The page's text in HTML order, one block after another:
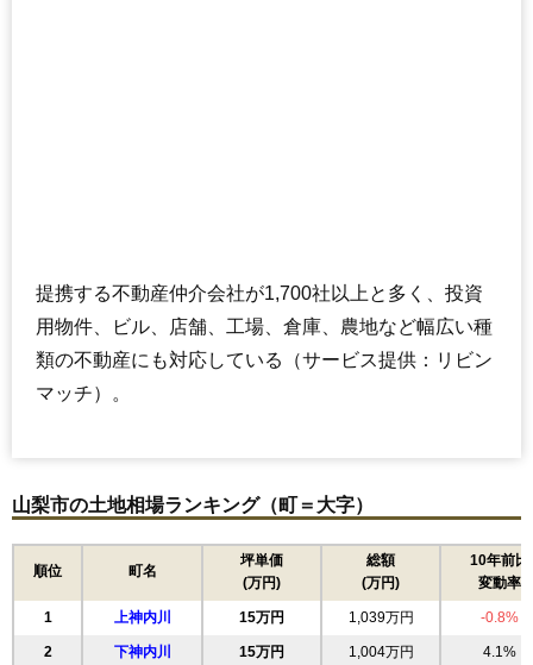
提携する不動産仲介会社が1,700社以上と多く、投資
用物件、ビル、店舗、工場、倉庫、農地など幅広い種
類の不動産にも対応している（サービス提供：リビン
マッチ）。
山梨市の土地相場ランキング（町＝大字）
順位 町名
坪単価
(万円)
総額
(万円)
10年前比
変動率
1 上神内川 15万円 1,039万円 -0.8%
2 下神内川 15万円 1,004万円 4.1%